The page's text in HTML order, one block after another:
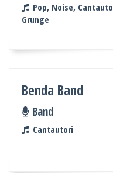
Pop, Noise,
Grunge
Benda Band
Band
Cantautori